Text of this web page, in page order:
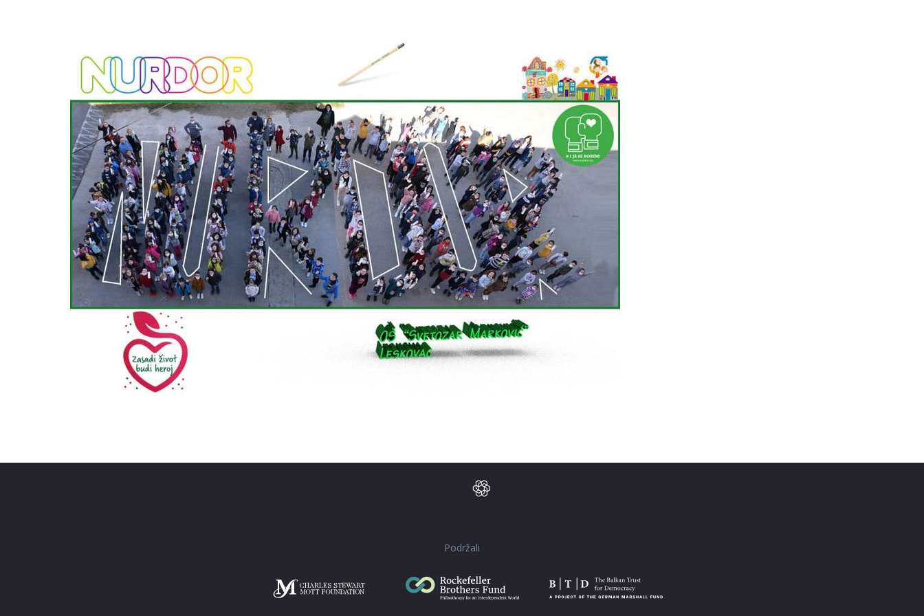
Podržali